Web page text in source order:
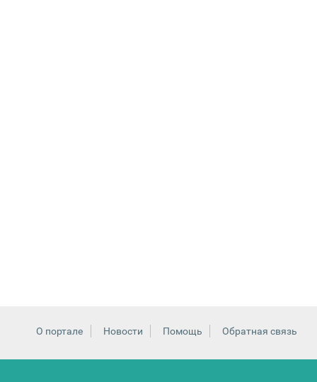
О портале Новости Помощь Обратная связь